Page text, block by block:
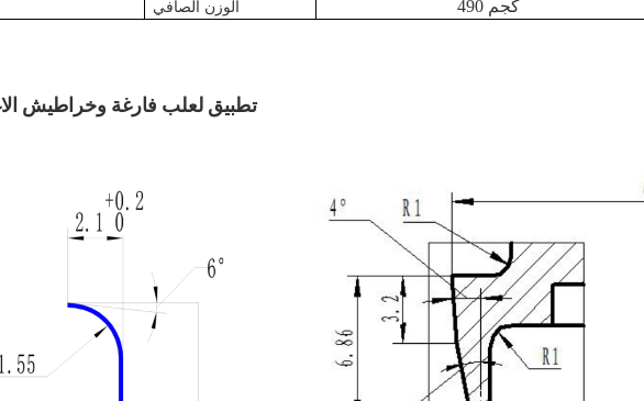
الوزن الصافي 490 كجم
تطبيق لعلب فارغة وخراطيش